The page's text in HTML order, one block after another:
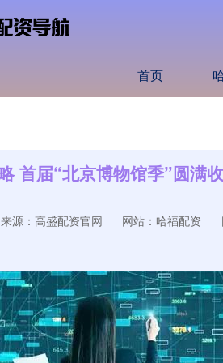
首页
首届“北京博物馆季”圆满
来源：高盛配资官网 网站：哈福配资